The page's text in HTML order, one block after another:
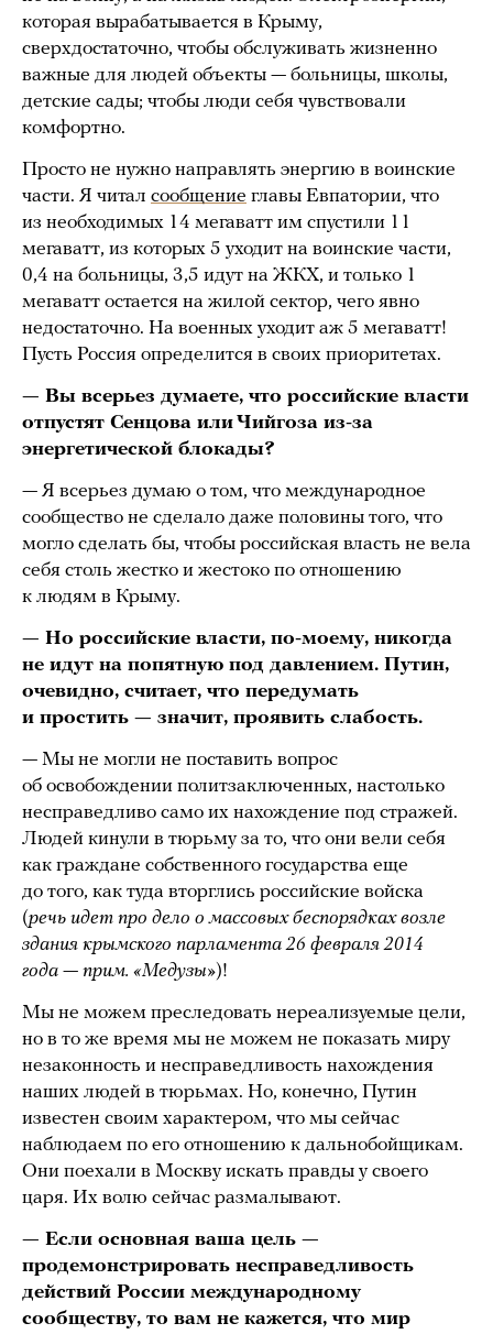
которая вырабатывается в Крыму,
сверхдостаточно, чтобы обслуживать жизненно
важные для людей объекты — больницы, школы,
детские сады; чтобы люди себя чувствовали
комфортно.
Просто не нужно направлять энергию в воинские
части. Я читал сообщение главы Евпатории, что
из необходимых 14 мегаватт им спустили 11
мегаватт, из которых 5 уходит на воинские части,
0,4 на больницы, 3,5 идут на ЖКХ, и только 1
мегаватт остается на жилой сектор, чего явно
недостаточно. На военных уходит аж 5 мегаватт!
Пусть Россия определится в своих приоритетах.
— Вы всерьез думаете, что российские власти
отпустят Сенцова или Чийгоза из-за
энергетической блокады?
— Я всерьез думаю о том, что международное
сообщество не сделало даже половины того, что
могло сделать бы, чтобы российская власть не вела
себя столь жестко и жестоко по отношению
к людям в Крыму.
— Но российские власти, по-моему, никогда
не идут на попятную под давлением. Путин,
очевидно, считает, что передумать
и простить — значит, проявить слабость.
— Мы не могли не поставить вопрос
об освобождении политзаключенных, настолько
несправедливо само их нахождение под стражей.
Людей кинули в тюрьму за то, что они вели себя
как граждане собственного государства еще
до того, как туда вторглись российские войска
(речь идет про дело о массовых беспорядках возле
здания крымского парламента 26 февраля 2014
года — прим. «Медузы»)!
Мы не можем преследовать нереализуемые цели,
но в то же время мы не можем не показать миру
незаконность и несправедливость нахождения
наших людей в тюрьмах. Но, конечно, Путин
известен своим характером, что мы сейчас
наблюдаем по его отношению к дальнобойщикам.
Они поехали в Москву искать правды у своего
царя. Их волю сейчас размалывают.
— Если основная ваша цель —
продемонстрировать несправедливость
действий России международному
сообществу, то вам не кажется, что мир